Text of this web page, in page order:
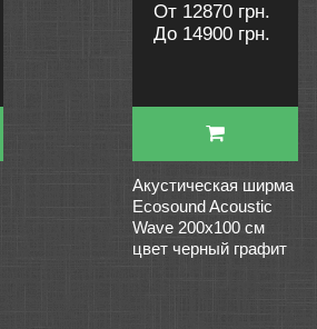
От 12870 грн.
До 14900 грн.
Акустическая ширма
Ecosound Acoustic
Wave 200х100 см
цвет черный графит